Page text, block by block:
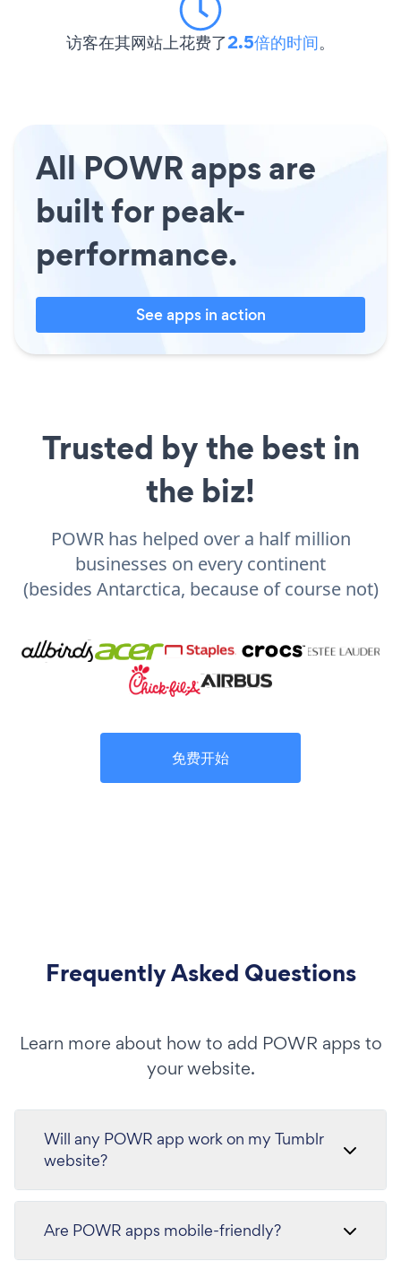
访客在其网站上花费了2.5倍的时间。
All POWR apps are
built for peak-
performance.
See apps in action
Trusted by the best in
the biz!
POWR has helped over a half million
businesses on every continent
(besides Antarctica, because of course not)
免费开始
Frequently Asked Questions
Learn more about how to add POWR apps to
your website.
Will any POWR app work on my Tumblr
website?
Are POWR apps mobile-friendly?